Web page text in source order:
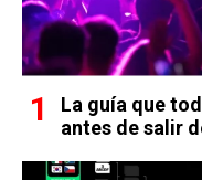
La guía que
antes de salir